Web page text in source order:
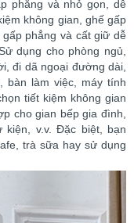
phẳng và nhỏ gọn, dễ
không gian, ghế gấp
phẳng và cất giữ dễ
dụng cho phòng ngủ,
đi dã ngoại đường dài,
bàn làm việc, máy tính
tiết kiệm không gian
cho gian bếp gia đình,
kiện, v.v. Đặc biệt, bạn
trà sữa hay sử dụng